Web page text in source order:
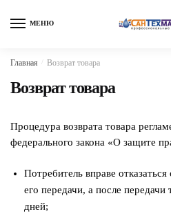
МЕНЮ
Главная Возврат товара
Возврат товара
Процедура возврата товара
федерального закона «О защите
Потребитель вправе
его передачи, а после
дней;